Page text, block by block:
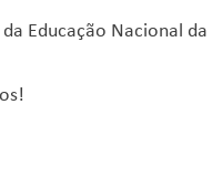
Educação Nacional